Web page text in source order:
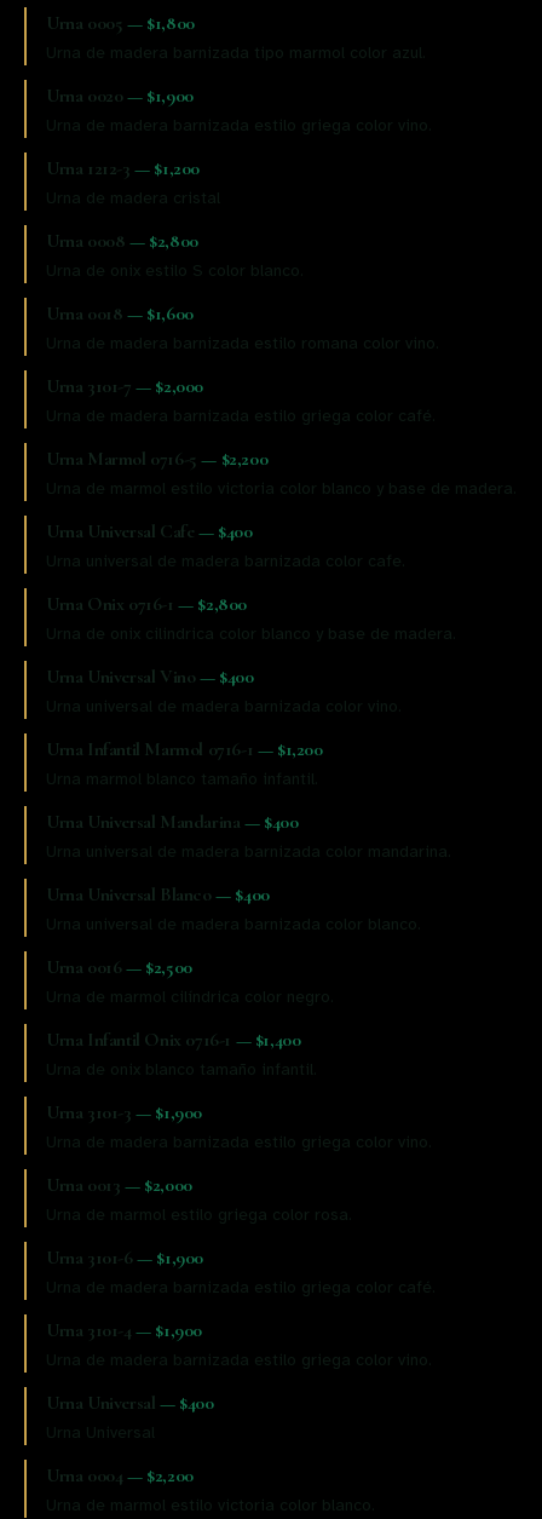
Urna 0005 — $1,800
Urna de madera barnizada tipo marmol color azul.
Urna 0020 — $1,900
Urna de madera barnizada estilo griega color vino.
Urna 1212-3 — $1,200
Urna de madera cristal
Urna 0008 — $2,800
Urna de onix estilo S color blanco.
Urna 0018 — $1,600
Urna de madera barnizada estilo romana color vino.
Urna 3101-7 — $2,000
Urna de madera barnizada estilo griega color café.
Urna Marmol 0716-5 — $2,200
Urna de marmol estilo victoria color blanco y base de madera.
Urna Universal Cafe — $400
Urna universal de madera barnizada color cafe.
Urna Onix 0716-1 — $2,800
Urna de onix cilindrica color blanco y base de madera.
Urna Universal Vino — $400
Urna universal de madera barnizada color vino.
Urna Infantil Marmol 0716-1 — $1,200
Urna marmol blanco tamaño infantil.
Urna Universal Mandarina — $400
Urna universal de madera barnizada color mandarina.
Urna Universal Blanco — $400
Urna universal de madera barnizada color blanco.
Urna 0016— $2,500
Urna de marmol cilíndrica color negro.
Urna Infantil Onix 0716-1 — $1,400
Urna de onix blanco tamaño infantil.
Urna 3101-3 — $1,900
Urna de madera barnizada estilo griega color vino.
Urna 0013 — $2,000
Urna de marmol estilo griega color rosa.
Urna 3101-6— $1,900
Urna de madera barnizada estilo griega color café.
Urna 3101-4 — $1,900
Urna de madera barnizada estilo griega color vino.
Urna Universal — $400
Urna Universal
Urna 0004 — $2,200
Urna de marmol estilo victoria color blanco.